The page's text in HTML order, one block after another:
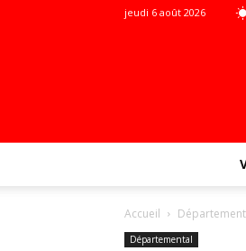
jeudi 6 août 2026
Accueil
Départemental